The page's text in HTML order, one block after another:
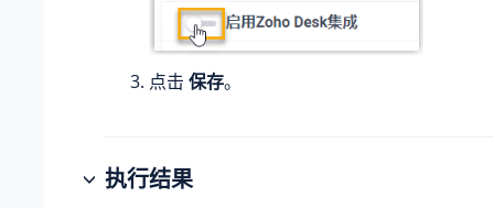
点击 保存。
执行结果